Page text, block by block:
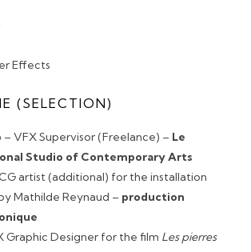
Effects
(SELECTION)
– VFX Supervisor (Freelance) – Le
Studio of Contemporary Arts
artist (additional) for the installation
Mathilde Reynaud – production
Graphic Designer for the film Les pierres